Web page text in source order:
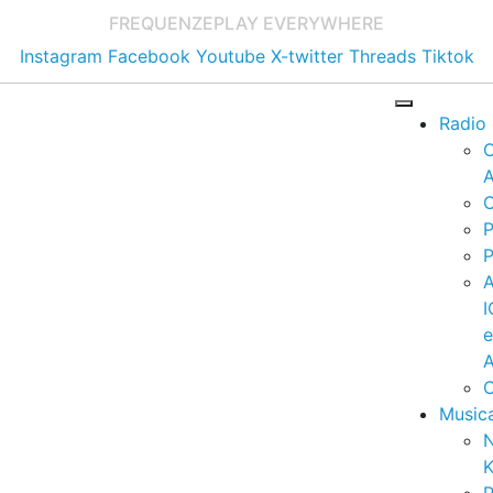
FREQUENZEPLAY EVERYWHERE
Instagram Facebook Youtube X-twitter Threads Tiktok
Radio
e